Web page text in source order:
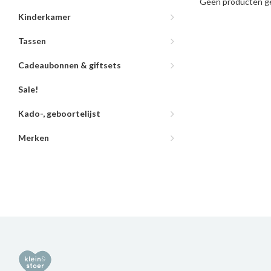
Kinderkamer
Tassen
Cadeaubonnen & giftsets
Sale!
Kado-, geboortelijst
Merken